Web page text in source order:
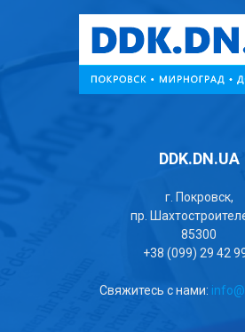
DDK.DN.UA
г. Покровск,
пр.
85300
+38 (099) 29 42
Свяжитесь с нами: